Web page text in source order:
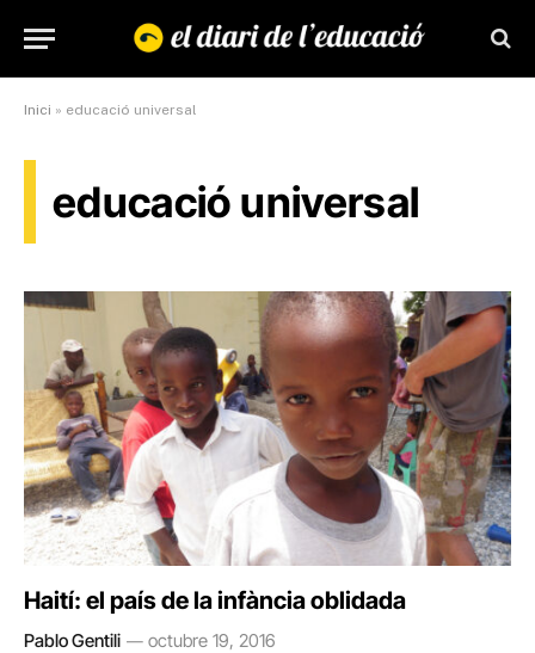
Inici » educació universal
educació universal
Haití: el país de la infància oblidada
Pablo Gentili octubre 19, 2016